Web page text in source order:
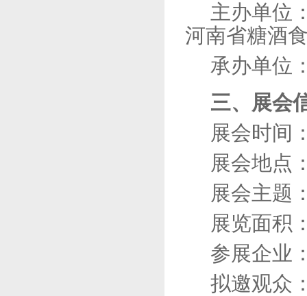
主办单位
河南省糖酒
承办单位
三、展会
展会时间
展会地点
展会主题
展览面积
参展企业
拟邀观众